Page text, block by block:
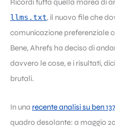
Ricordi tutta quella marea di
llms.txt, il nuovo file che
comunicazione preferenziale
Bene, Ahrefs ha deciso di
davvero le cose, e i risultati,
brutali.
In una recente analisi su ben
quadro desolante: a maggio